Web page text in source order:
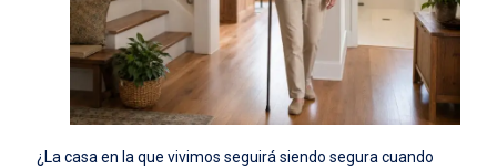
¿La casa en la que vivimos seguirá siendo segura cuando